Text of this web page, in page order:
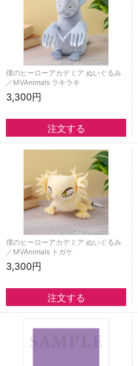
僕のヒーローアカデミア ぬいぐるみ
／MVAnimals ラキラキ
3,300円
僕のヒーローアカデミア ぬいぐるみ
／MVAnimals トガケ
3,300円